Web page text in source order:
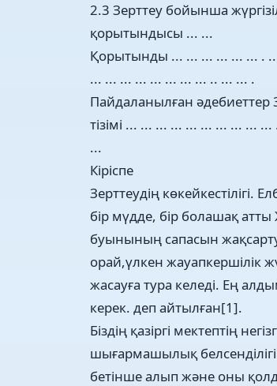
2.3 Зерттеу бойынша
қорытындысы ... ...
Қорытынды ... ... ... ... ... ... .
... ... ... ... ... ... ... ... .. ... ... .
Пайдаланылған әдебиеттер
тізімі ... ... ... ... ... ... ... ... ...
...
Кіріспе
Зерттеудің
бір мүдде, бір болашақ
буынының сапасын
орай,үлкен жауапкершілік
жасауға тура келеді. Ең
керек. деп айтылған[1].
Біздің қазіргі мектептің
шығармашылық
бетінше алып және оны